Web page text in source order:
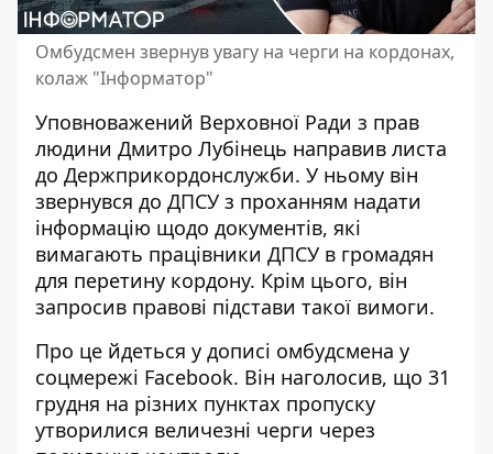
Омбудсмен звернув увагу на черги на кордонах,
колаж "Інформатор"
Уповноважений Верховної Ради з прав
людини Дмитро Лубінець направив листа
до Держприкордонслужби. У ньому він
звернувся до ДПСУ з проханням надати
інформацію щодо документів, які
вимагають працівники ДПСУ в громадян
для перетину кордону. Крім цього, він
запросив правові підстави такої вимоги.
Про це йдеться у дописі омбудсмена у
соцмережі Facebook. Він наголосив, що 31
грудня на різних пунктах пропуску
утворилися величезні черги через